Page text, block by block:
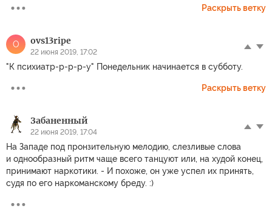
Раскрыть ветку
O ovs13ripe
22 июня 2019, 17:02
"К психиатр-р-р-р-у" Понедельник начинается в субботу.
Раскрыть ветку
Забаненный
22 июня 2019, 17:04
На Западе под пронзительную мелодию, слезливые слова
и однообразный ритм чаще всего танцуют или, на худой конец,
принимают наркотики. - И похоже, он уже успел их принять,
судя по его наркоманскому бреду. :)